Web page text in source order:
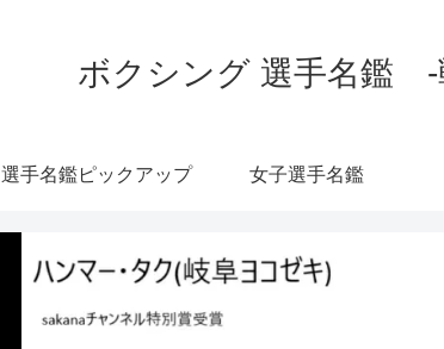
ボクシング 選手名鑑 -
選手名鑑ピックアップ 女子選手名鑑